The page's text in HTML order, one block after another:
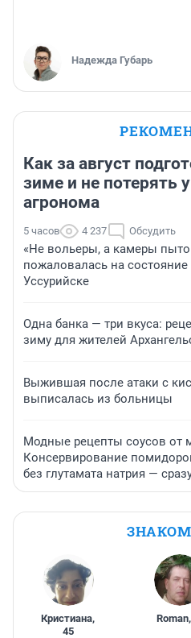
Надежда Губарь
Как за август
зиме и не потерять
агронома
5 часов 4 237 Обсудить
«Не вольеры, а камеры
пожаловалась на состояние
Уссурийске
Одна банка — три вкуса:
зиму для жителей
Выжившая после атаки с
выписалась из больницы
Модные рецепты соусов от
Консервирование
без глутамата натрия —
Кристиана,
45
Roman,